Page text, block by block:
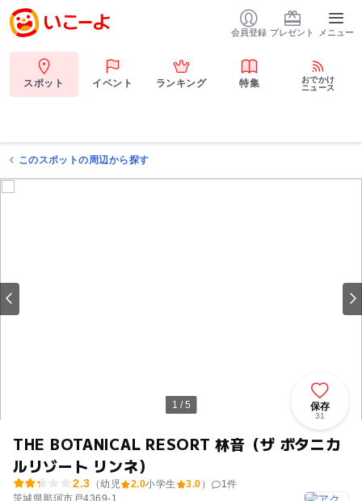
会員登録 プレゼント メニュー
スポット イベント ランキング 特集
おでかけ
ニュース
このスポットの周辺から探す
1 / 5
THE BOTANICAL RESORT 林音（ザ ボタニカ
ルリゾート リンネ）
2.3 （幼児 2.0小学生 3.0 ） 1件
茨城県那珂市戸4369-1
保存
31